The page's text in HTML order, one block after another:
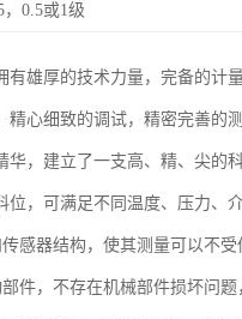
，0.5或1级
有雄厚的技术力量，完备的计
精心细致的调试，精密完善的
，建立了一支高、精、尖的
位，可满足不同温度、压力、
感器结构，使其测量可以不
件，不存在机械部件损坏问题